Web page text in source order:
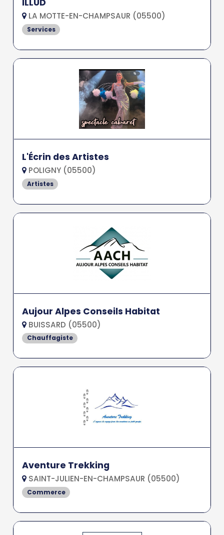
ILLUD
LA MOTTE-EN-CHAMPSAUR (05500)
Services
L'Écrin des Artistes
POLIGNY (05500)
Artistes
Aujour Alpes Conseils Habitat
BUISSARD (05500)
Chauffagiste
Aventure Trekking
SAINT-JULIEN-EN-CHAMPSAUR (05500)
Commerce